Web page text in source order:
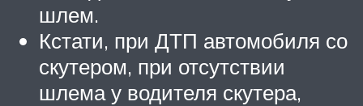
шлем.
Кстати, при ДТП автомобиля со
скутером, при отсутствии
шлема у водителя скутера,